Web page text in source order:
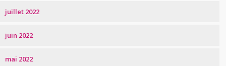
juillet 2022
juin 2022
mai 2022